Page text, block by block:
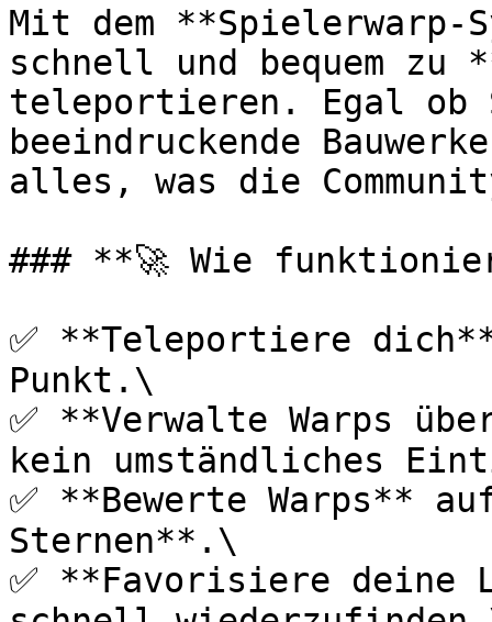
Mit dem **Spielerwarp-
schnell und bequem
teleportieren. Egal ob
beeindruckende
alles, was die
### **🚀 Wie
✅ **Teleportiere
Punkt.\
✅ **Verwalte Warps
kein umständliches
✅ **Bewerte Warps**
Sternen**.\
✅ **Favorisiere deine